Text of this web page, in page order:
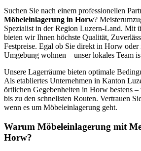
Suchen Sie nach einem professionellen
Möbeleinlagerung in Horw?
Spezialist in der Region Luzern-Land. Mit
bieten wir Ihnen höchste Qualität,
Festpreise. Egal ob Sie direkt in Horw oder
Umgebung wohnen – unser lokales Team
Unsere Lagerräume bieten optimale
Als etabliertes Unternehmen in Kanton
örtlichen Gegebenheiten in Horw bestens
bis zu den schnellsten Routen. Vertrauen
wenn es um Möbeleinlagerung geht.
Warum Möbeleinlagerung mit
Horw?